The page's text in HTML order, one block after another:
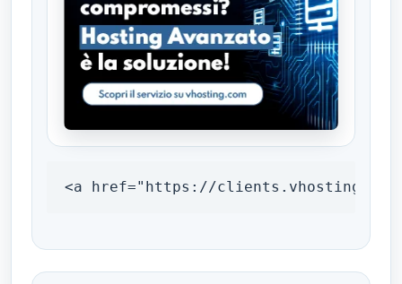
<a href="https://clients.vhosting.com/